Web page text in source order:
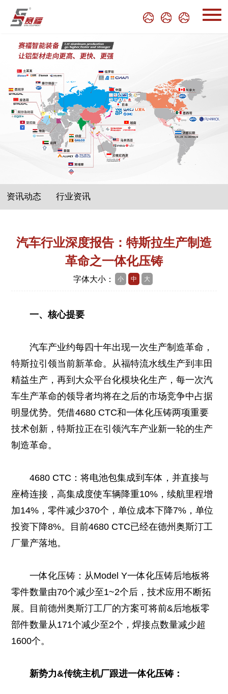
资讯动态 行业资讯
汽车行业深度报告：特斯拉生产制造
革命之一体化压铸
字体大小： 小 中 大
一、核心提要
汽车产业约每四十年出现一次生产制造革命，
特斯拉引领当前新革命。从福特流水线生产到丰田
精益生产，再到大众平台化模块化生产，每一次汽
车生产革命的领导者均将在之后的市场竞争中占据
明显优势。凭借4680 CTC和一体化压铸两项重要
技术创新，特斯拉正在引领汽车产业新一轮的生产
制造革命。
4680 CTC：将电池包集成到车体，并直接与
座椅连接，高集成度使车辆降重10%，续航里程增
加14%，零件减少370个，单位成本下降7%，单位
投资下降8%。目前4680 CTC已经在德州奥斯汀工
厂量产落地。
一体化压铸：从Model Y一体化压铸后地板将
零件数量由70个减少至1~2个后，技术应用不断拓
展。目前德州奥斯汀工厂的方案可将前&后地板零
部件数量从171个减少至2个，焊接点数量减少超
1600个。
新势力&传统主机厂跟进一体化压铸：